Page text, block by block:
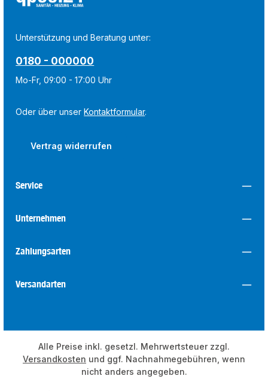
Unterstützung und Beratung unter:
0180 - 000000
Mo-Fr, 09:00 - 17:00 Uhr
Oder über unser Kontaktformular.
Vertrag widerrufen
Service
Unternehmen
Zahlungsarten
Versandarten
Alle Preise inkl. gesetzl. Mehrwertsteuer zzgl.
Versandkosten und ggf. Nachnahmegebühren, wenn
nicht anders angegeben.